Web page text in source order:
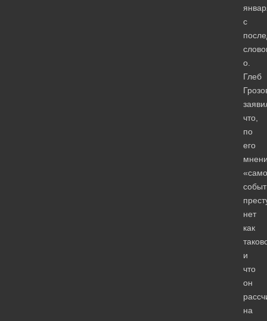
с
о.
Глеб
что,
по
его
нет
как
и
что
он
на